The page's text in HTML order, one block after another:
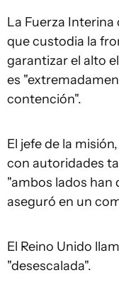
La Fuerza Interina
que custodia la
garantizar el alto
es
contención".
El jefe de la
con autoridades
"ambos lados han
aseguró en un
El Reino Unido
"desescalada".